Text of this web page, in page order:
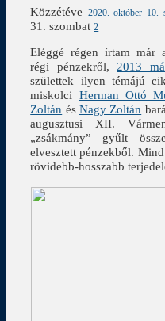
Közzétéve 2020. október 10.
31. szombat 2
Eléggé régen írtam már
régi pénzekről, 2013
születtek ilyen témájú
miskolci Herman Ottó
Zoltán és Nagy Zoltán
augusztusi XII.
„zsákmány” gyűlt
elvesztett pénzekből.
rövidebb-hosszabb